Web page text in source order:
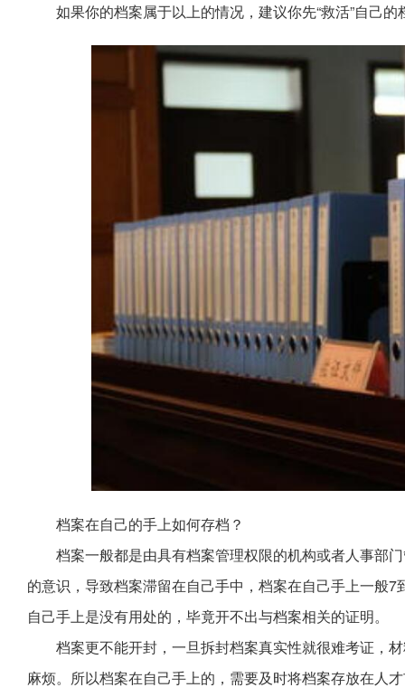
如果你的档案属于以上的情况，建议你先“救活”自己
档案在自己的手上如何存档？
档案一般都是由具有档案管理权限的机构或者人事部
的意识，导致档案滞留在自己手中，档案在自己手上一般
自己手上是没有用处的，毕竟开不出与档案相关的证明。
档案更不能开封，一旦拆封档案真实性就很难考证，
麻烦。所以档案在自己手上的，需要及时将档案存放在人